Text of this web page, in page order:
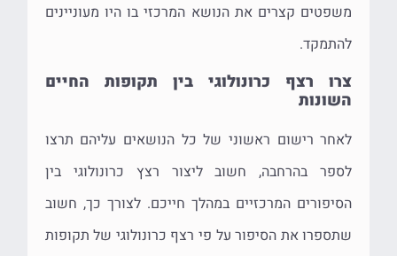
משפטים קצרים את הנושא המרכזי בו היו מעוניינים
להתמקד.
צרו רצף כרונולוגי בין תקופות החיים
השונות
לאחר רישום ראשוני של כל הנושאים עליהם תרצו
לספר בהרחבה, חשוב ליצור רצץ כרונולוגי בין
הסיפורים המרכזיים במהלך חייכם. לצורך כך, חשוב
שתספרו את הסיפור על פי רצף כרונולוגי של תקופות